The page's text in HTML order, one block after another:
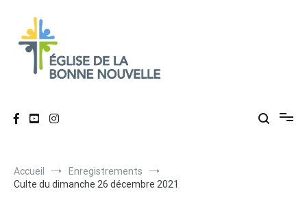
contenu
Accueil
Enregistrements
Culte du dimanche 26 décembre 2021